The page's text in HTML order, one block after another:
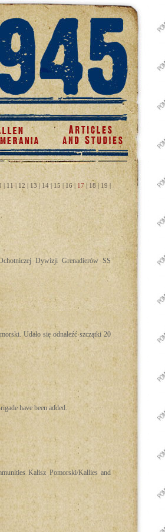
11 12 13 14| 15 16 17 18 19
Dywizji Grenadierów SS
Udało się odnaleźć szczątki 20
have been added.
Kalisz Pomorski/Kallies and